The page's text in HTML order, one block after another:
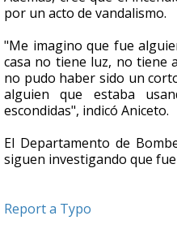
por un acto de vandalismo.
"Me imagino que fue
casa no tiene luz, no tiene
no pudo haber sido un
alguien que estaba
escondidas", indicó Aniceto.
El Departamento de
siguen investigando que
Report a Typo